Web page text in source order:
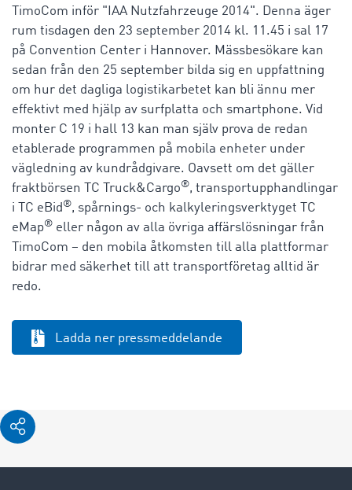
TimoCom inför "IAA Nutzfahrzeuge 2014". Denna äger
rum tisdagen den 23 september 2014 kl. 11.45 i sal 17
på Convention Center i Hannover. Mässbesökare kan
sedan från den 25 september bilda sig en uppfattning
om hur det dagliga logistikarbetet kan bli ännu mer
effektivt med hjälp av surfplatta och smartphone. Vid
monter C 19 i hall 13 kan man själv prova de redan
etablerade programmen på mobila enheter under
vägledning av kundrådgivare. Oavsett om det gäller
fraktbörsen TC Truck&Cargo®, transportupphandlingar
i TC eBid ®, spårnings- och kalkyleringsverktyget TC
eMap® eller någon av alla övriga affärslösningar från
TimoCom – den mobila åtkomsten till alla plattformar
bidrar med säkerhet till att transportföretag alltid är
redo.
Ladda ner pressmeddelande